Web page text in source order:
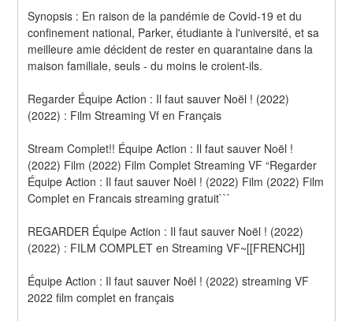
Synopsis : En raison de la pandémie de Covid-19 et du
confinement national, Parker, étudiante à l'université, et sa
meilleure amie décident de rester en quarantaine dans la
maison familiale, seuls - du moins le croient-ils.
Regarder Équipe Action : Il faut sauver Noël ! (2022)
(2022) : Film Streaming Vf en Français
Stream Complet!! Équipe Action : Il faut sauver Noël !
(2022) Film (2022) Film Complet Streaming VF “Regarder
Équipe Action : Il faut sauver Noël ! (2022) Film (2022) Film
Complet en Francais streaming gratuit```
REGARDER Équipe Action : Il faut sauver Noël ! (2022)
(2022) : FILM COMPLET en Streaming VF~[[FRENCH]]
Équipe Action : Il faut sauver Noël ! (2022) streaming VF
2022 film complet en français